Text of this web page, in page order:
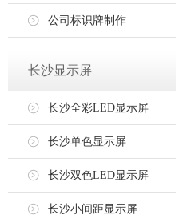
公司标识牌制作
长沙显示屏
长沙全彩LED显示屏
长沙单色显示屏
长沙双色LED显示屏
长沙小间距显示屏